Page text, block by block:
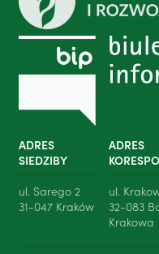
ADRES
SIEDZIBY
ul. Sarego 2
31-047 Kraków
ADRES
ul.
32-083
Krakowa